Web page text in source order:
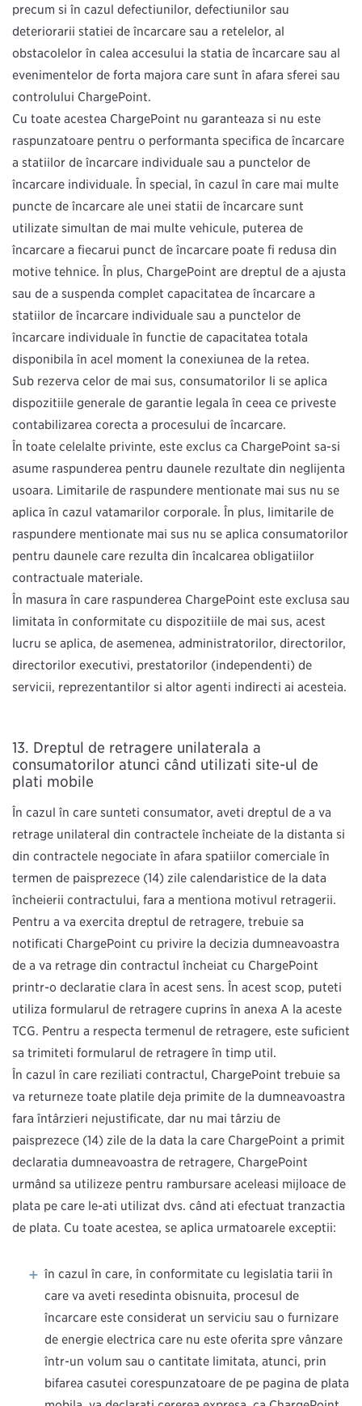
precum și în cazul defecțiunilor, defecțiunilor sau
deteriorării stației de încărcare sau a rețelelor, al
obstacolelor în calea accesului la stația de încărcare sau al
evenimentelor de forță majoră care sunt în afara sferei sau
controlului ChargePoint.
Cu toate acestea ChargePoint nu garantează și nu este
răspunzătoare pentru o performanță specifică de încărcare
a stațiilor de încărcare individuale sau a punctelor de
încărcare individuale. În special, în cazul în care mai multe
puncte de încărcare ale unei stații de încărcare sunt
utilizate simultan de mai multe vehicule, puterea de
încărcare a fiecărui punct de încărcare poate fi redusă din
motive tehnice. În plus, ChargePoint are dreptul de a ajusta
sau de a suspenda complet capacitatea de încărcare a
stațiilor de încărcare individuale sau a punctelor de
încărcare individuale în funcție de capacitatea totală
disponibilă în acel moment la conexiunea de la rețea.
Sub rezerva celor de mai sus, consumatorilor li se aplică
dispozițiile generale de garanție legală în ceea ce privește
contabilizarea corectă a procesului de încărcare.
În toate celelalte privințe, este exclus ca ChargePoint să-şi
asume răspunderea pentru daunele rezultate din neglijență
ușoară. Limitările de răspundere menționate mai sus nu se
aplică în cazul vătămărilor corporale. În plus, limitările de
răspundere menționate mai sus nu se aplică consumatorilor
pentru daunele care rezultă din încălcarea obligațiilor
contractuale materiale.
În măsura în care răspunderea ChargePoint este exclusă sau
limitată în conformitate cu dispozițiile de mai sus, acest
lucru se aplică, de asemenea, administratorilor, directorilor,
directorilor executivi, prestatorilor (independenți) de
servicii, reprezentanților și altor agenți indirecţi ai acesteia.
Dreptul de retragere unilaterală a
consumatorilor atunci când utilizați site-ul de
plăți mobile
În cazul în care sunteți consumator, aveți dreptul de a vă
retrage unilateral din contractele încheiate de la distanță și
din contractele negociate în afara spațiilor comerciale în
termen de paisprezece (14) zile calendaristice de la data
încheierii contractului, fără a menționa motivul retragerii.
Pentru a vă exercita dreptul de retragere, trebuie să
notificați ChargePoint cu privire la decizia dumneavoastră
de a vă retrage din contractul încheiat cu ChargePoint
printr-o declarație clară în acest sens. În acest scop, puteți
utiliza formularul de retragere cuprins în anexa A la aceste
TCG. Pentru a respecta termenul de retragere, este suficient
să trimiteți formularul de retragere în timp util.
În cazul în care reziliați contractul, ChargePoint trebuie să
vă returneze toate plățile deja primite de la dumneavoastră
fără întârzieri nejustificate, dar nu mai târziu de
paisprezece (14) zile de la data la care ChargePoint a primit
declarația dumneavoastră de retragere, ChargePoint
urmând să utilizeze pentru rambursare aceleași mijloace de
plată pe care le-ați utilizat dvs. când aţi efectuat tranzacția
de plată. Cu toate acestea, se aplică următoarele excepții:
în cazul în care, în conformitate cu legislația țării în
care vă aveți reședința obișnuită, procesul de
încărcare este considerat un serviciu sau o furnizare
de energie electrică care nu este oferită spre vânzare
într-un volum sau o cantitate limitată, atunci, prin
bifarea căsuței corespunzătoare de pe pagina de plată